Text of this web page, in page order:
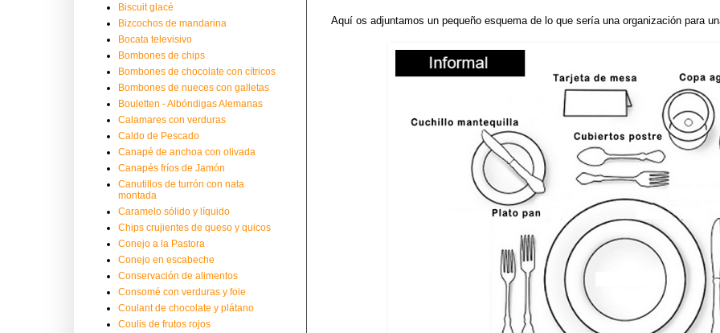
Aquí os adjuntamos un pequeño esquema de lo que sería una organización para
Biscuit glacé
Bizcochos de mandarina
Bocata televisivo
Bombones de chips
Bombones de chocolate con cítricos
Bombones de nueces con galletas
Bouletten - Albóndigas Alemanas
Calamares con verduras
Caldo de Pescado
Canapé de anchoa con olivada
Canapés fríos de Jamón
Canutillos de turrón con nata
montada
Caramelo sólido y líquido
Chips crujientes de queso y quicos
Conejo a la Pastora
Conejo en escabeche
Conservación de alimentos
Consomé con verduras y foie
Coulant de chocolate y plátano
Coulis de frutos rojos